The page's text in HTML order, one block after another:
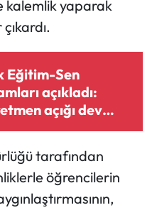
kalemlik yaparak
Eğitim-Sen
açıkladı:
açığı dev
ulaştı
tarafından
öğrencilerin